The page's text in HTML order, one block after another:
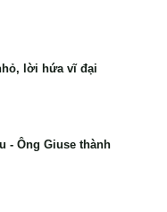
lời hứa vĩ đại
- Ông Giuse thành